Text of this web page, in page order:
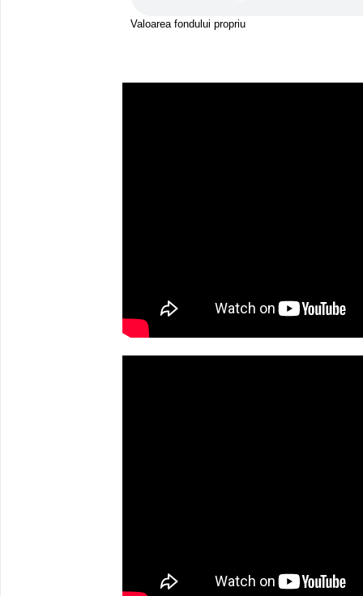
Valoarea fondului propriu